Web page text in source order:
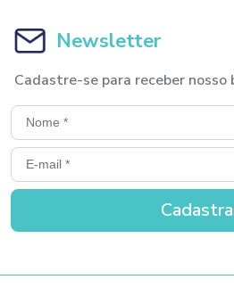
Newsletter
Cadastre-se para receber